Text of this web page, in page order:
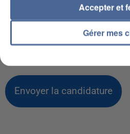
L'upload de fichier est limité à 2Mo pour
audios.
Envoyer la candidature
Gérer mes
Accepter et